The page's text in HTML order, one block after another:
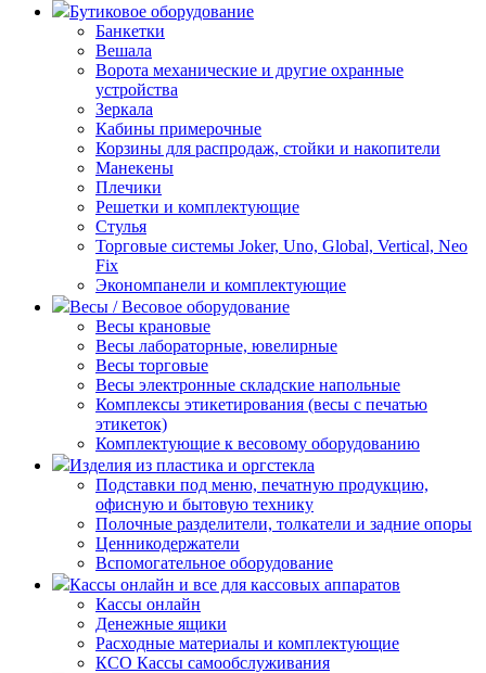
Бутиковое оборудование
Банкетки
Вешала
Ворота механические и другие охранные
устройства
Зеркала
Кабины примерочные
Корзины для распродаж, стойки и накопители
Манекены
Плечики
Решетки и комплектующие
Стулья
Торговые системы Joker, Uno, Global, Vertical, Neo
Fix
Экономпанели и комплектующие
Весы / Весовое оборудование
Весы крановые
Весы лабораторные, ювелирные
Весы торговые
Весы электронные складские напольные
Комплексы этикетирования (весы с печатью
этикеток)
Комплектующие к весовому оборудованию
Изделия из пластика и оргстекла
Подставки под меню, печатную продукцию,
офисную и бытовую технику
Полочные разделители, толкатели и задние опоры
Ценникодержатели
Вспомогательное оборудование
Кассы онлайн и все для кассовых аппаратов
Кассы онлайн
Денежные ящики
Расходные материалы и комплектующие
КСО Кассы самообслуживания